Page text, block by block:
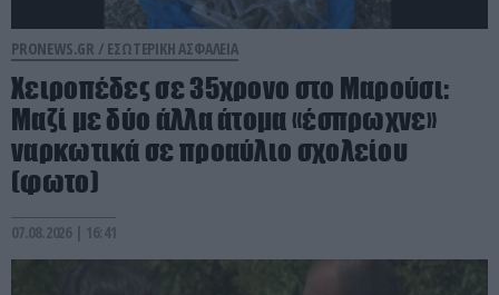
PRONEWS.GR / ΕΣΩΤΕΡΙΚΗ ΑΣΦΑΛΕΙΑ
Χειροπέδες σε 35χρονο στο Μαρούσι:
Μαζί με δύο άλλα άτομα «έσπρωχνε»
ναρκωτικά σε προαύλιο σχολείου
(φωτο)
07.08.2026 | 16:41